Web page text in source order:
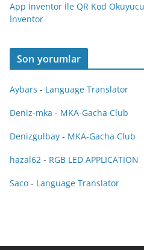
App İnventor İle QR Kod
İnventor
Son yorumlar
Aybars - Language Translator
Deniz-mka - MKA-Gacha Club
Denizgulbay - MKA-Gacha Club
hazal62 - RGB LED APPLICATION
Saco - Language Translator